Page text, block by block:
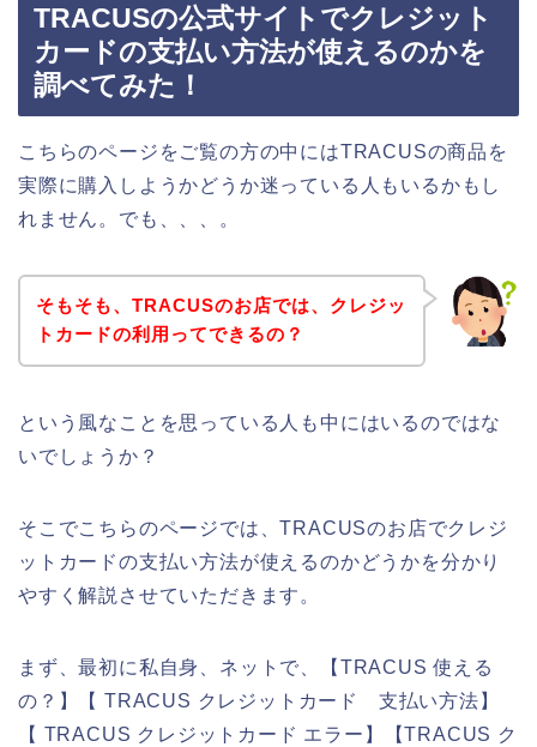
TRACUSの公式サイトでクレジット
カードの支払い方法が使えるのかを
調べてみた！
こちらのページをご覧の方の中にはTRACUSの商品を
実際に購入しようかどうか迷っている人もいるかもし
れません。でも、、、。
そもそも、TRACUSのお店では、クレジッ
トカードの利用ってできるの？
という風なことを思っている人も中にはいるのではな
いでしょうか？
そこでこちらのページでは、TRACUSのお店でクレジ
ットカードの支払い方法が使えるのかどうかを分かり
やすく解説させていただきます。
まず、最初に私自身、ネットで、【TRACUS 使える
の？】【 TRACUS クレジットカード 支払い方法】
【 TRACUS クレジットカード エラー】【TRACUS ク